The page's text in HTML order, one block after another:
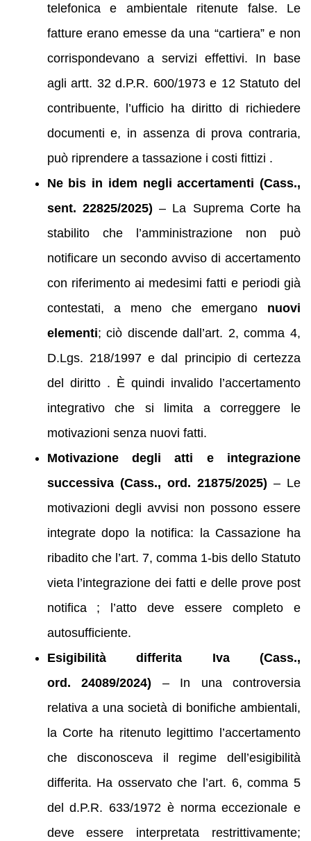
telefonica e ambientale ritenute false. Le
fatture erano emesse da una “cartiera” e non
corrispondevano a servizi effettivi. In base
agli artt. 32 d.P.R. 600/1973 e 12 Statuto del
contribuente, l’ufficio ha diritto di richiedere
documenti e, in assenza di prova contraria,
può riprendere a tassazione i costi fittizi .
Ne bis in idem negli accertamenti (Cass.,
sent. 22825/2025) – La Suprema Corte ha
stabilito che l’amministrazione non può
notificare un secondo avviso di accertamento
con riferimento ai medesimi fatti e periodi già
contestati, a meno che emergano nuovi
elementi; ciò discende dall’art. 2, comma 4,
D.Lgs. 218/1997 e dal principio di certezza
del diritto . È quindi invalido l’accertamento
integrativo che si limita a correggere le
motivazioni senza nuovi fatti.
Motivazione degli atti e integrazione
successiva (Cass., ord. 21875/2025) – Le
motivazioni degli avvisi non possono essere
integrate dopo la notifica: la Cassazione ha
ribadito che l’art. 7, comma 1‑bis dello Statuto
vieta l’integrazione dei fatti e delle prove post
notifica ; l’atto deve essere completo e
autosufficiente.
Esigibilità differita Iva (Cass.,
ord. 24089/2024) – In una controversia
relativa a una società di bonifiche ambientali,
la Corte ha ritenuto legittimo l’accertamento
che disconosceva il regime dell’esigibilità
differita. Ha osservato che l’art. 6, comma 5
del d.P.R. 633/1972 è norma eccezionale e
deve essere interpretata restrittivamente;